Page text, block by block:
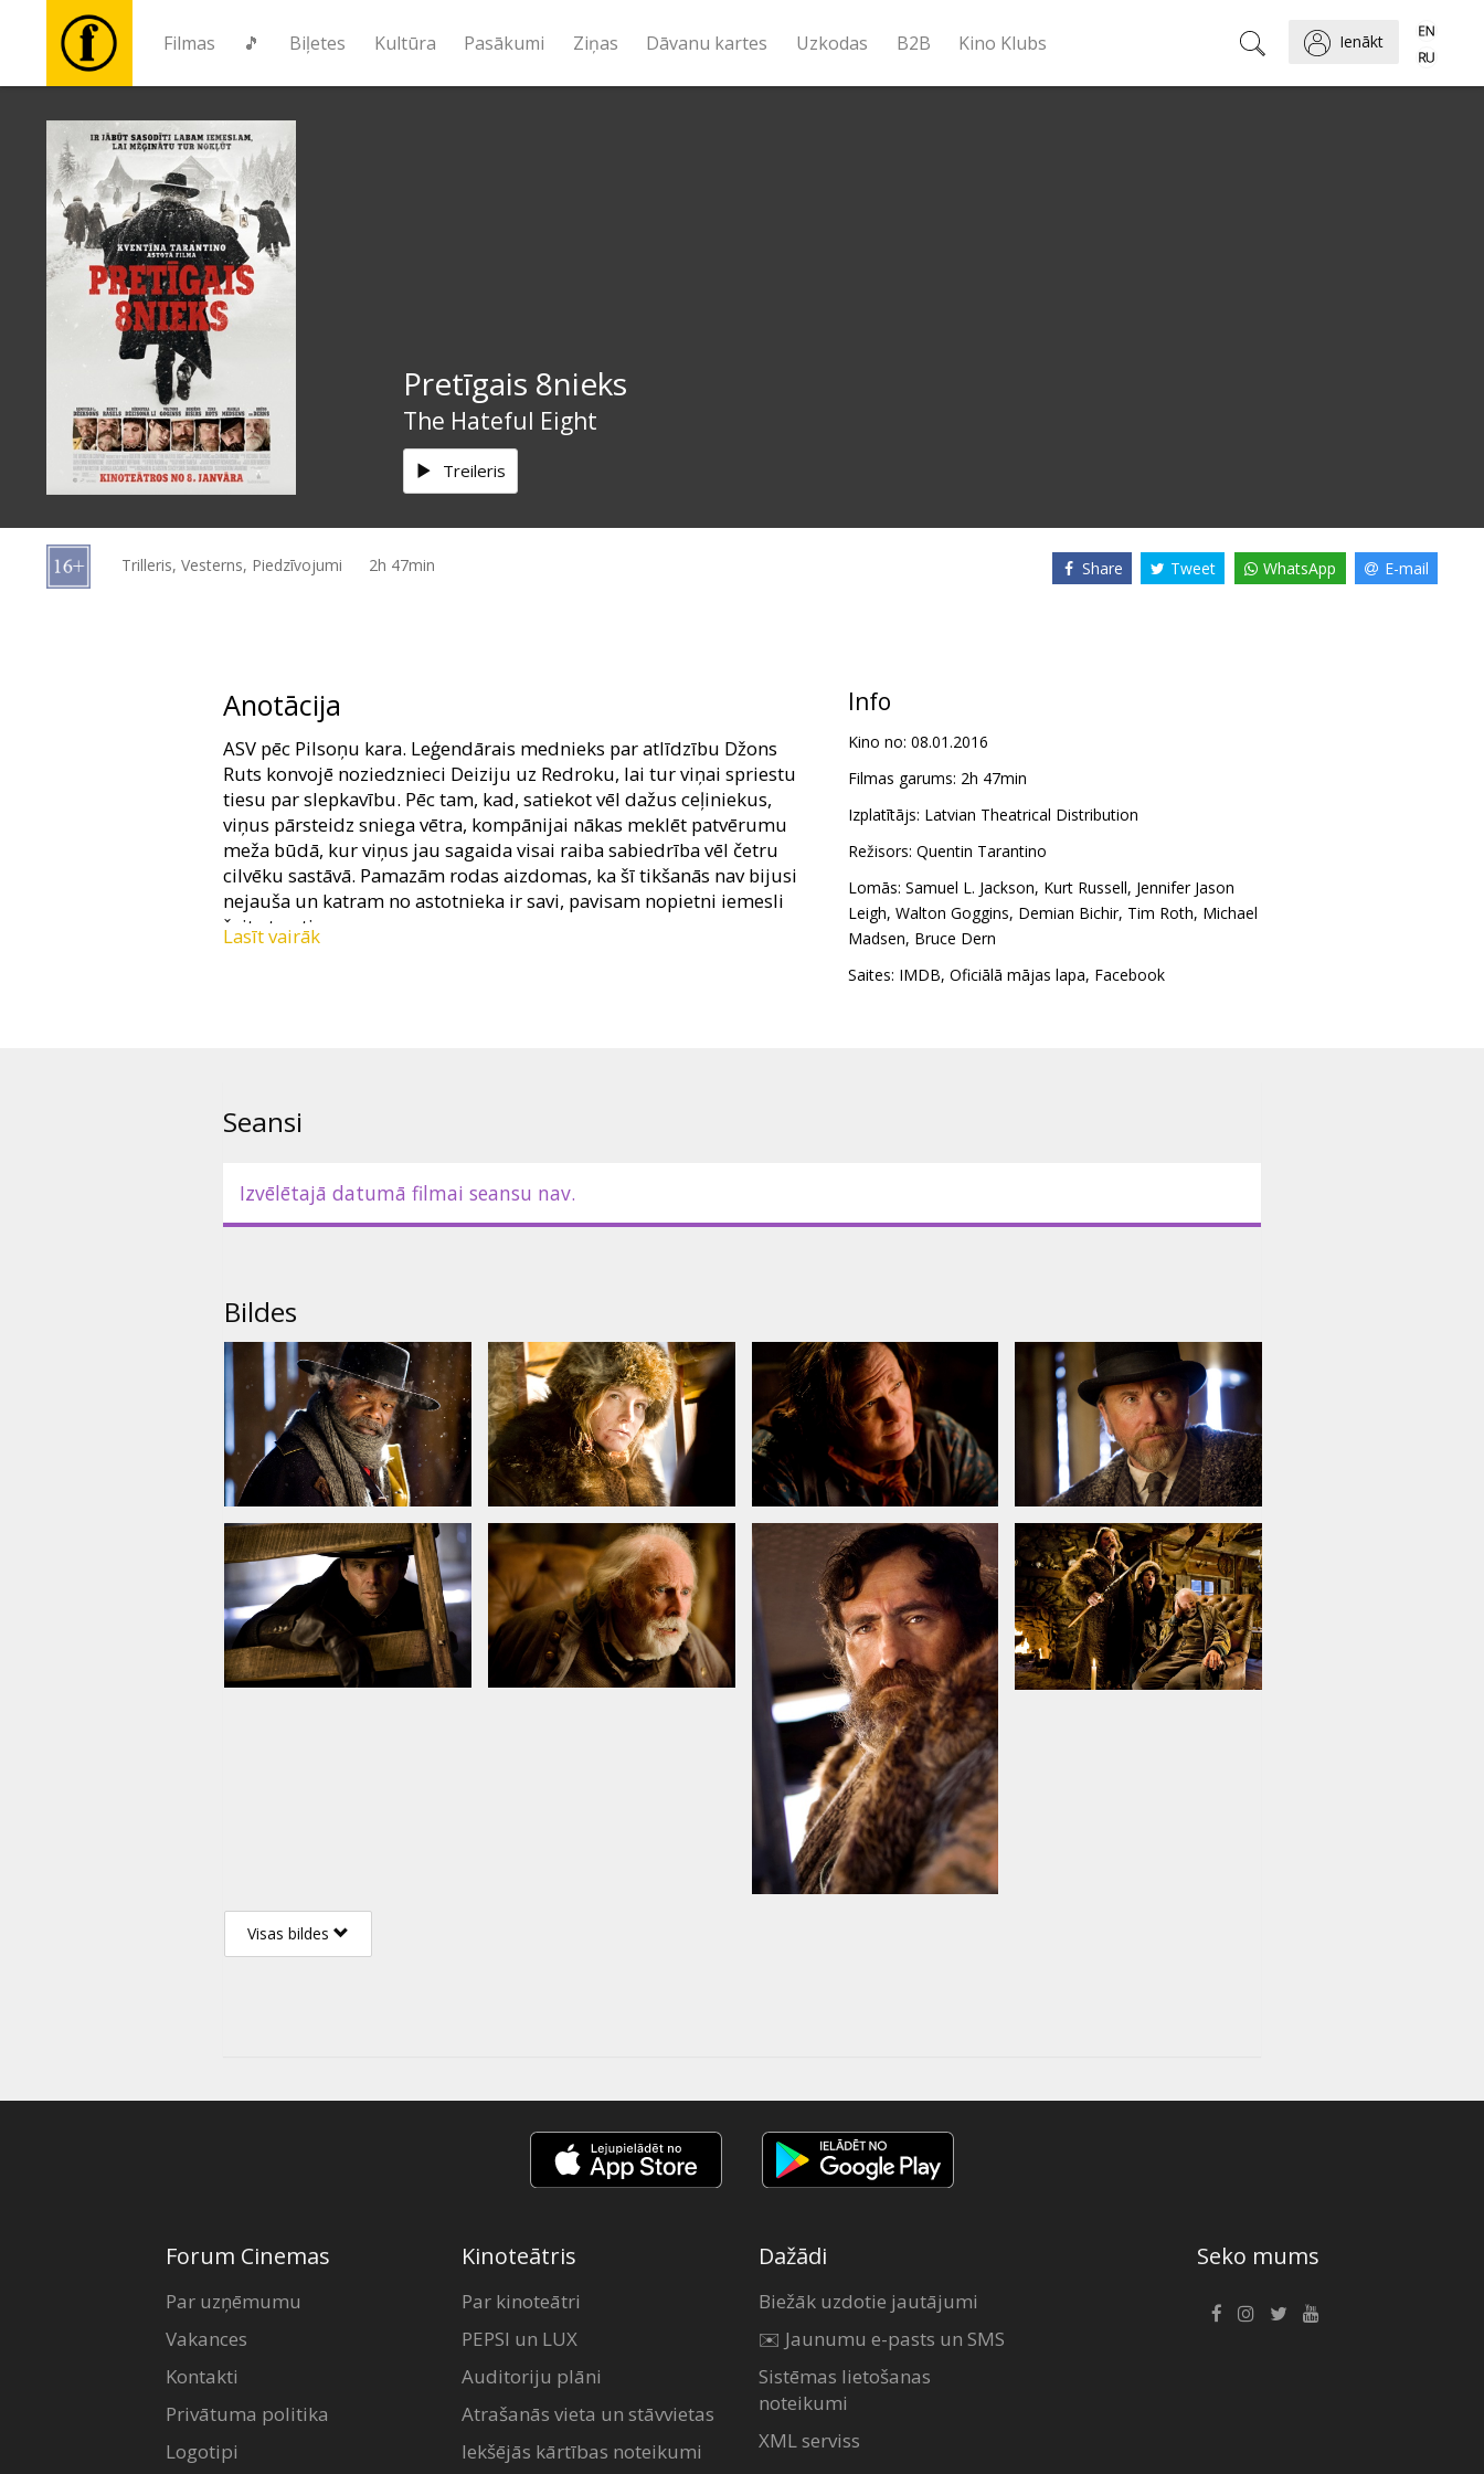
Filmas 🎵 Biļetes Kultūra Pasākumi Ziņas Dāvanu kartes Uzkodas B2B Kino Klubs Ienākt
Filmas
🎵
Biļetes
Kultūra
Pasākumi
Ziņas
kartes
Pretīgais 8nieks
The Hateful Eight
Treileris
Trilleris, Vesterns, Piedzīvojumi 2h 47min Share Tweet WhatsApp E-mail
Anotācija
ASV pēc Pilsoņu kara. Leģendārais mednieks par atlīdzību Džons
Ruts konvojē noziedznieci Deiziju uz Redroku, lai tur viņai spriestu
tiesu par slepkavību. Pēc tam, kad, satiekot vēl dažus ceļiniekus,
viņus pārsteidz sniega vētra, kompānijai nākas meklēt patvērumu
meža būdā, kur viņus jau sagaida visai raiba sabiedrība vēl četru
cilvēku sastāvā. Pamazām rodas aizdomas, ka šī tikšanās nav bijusi
nejauša un katram no astotnieka ir savi, pavisam nopietni iemesli
šeit atrasties.
Lasīt vairāk
Info
Kino no: 08.01.2016
Filmas garums: 2h 47min
Izplatītājs: Latvian Theatrical Distribution
Režisors: Quentin Tarantino
Lomās: Samuel L. Jackson, Kurt Russell, Jennifer Jason
Leigh, Walton Goggins, Demian Bichir, Tim Roth, Michael
Madsen, Bruce Dern
Saites: IMDB, Oficiālā mājas lapa, Facebook
Seansi
Izvēlētajā datumā filmai seansu nav.
Bildes
Visas bildes
Forum Cinemas
Par uzņēmumu
Vakances
Kontakti
Privātuma politika
Logotipi
Kinoteātris
Par kinoteātri
PEPSI un LUX
Auditoriju plāni
Atrašanās vieta un stāvvietas
Iekšējās kārtības noteikumi
Dažādi
Biežāk uzdotie jautājumi
✉️ Jaunumu e-pasts un SMS
Sistēmas lietošanas
noteikumi
XML serviss
Seko mums